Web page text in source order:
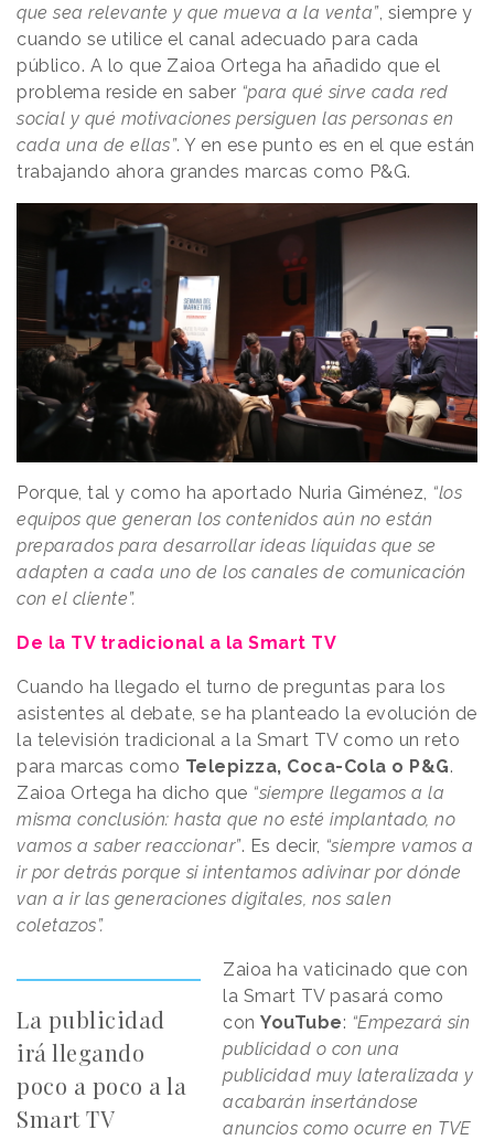
que sea relevante y que mueva a la venta”, siempre y
cuando se utilice el canal adecuado para cada
público. A lo que Zaioa Ortega ha añadido que el
problema reside en saber “para qué sirve cada red
social y qué motivaciones persiguen las personas en
cada una de ellas”. Y en ese punto es en el que están
trabajando ahora grandes marcas como P&G.
Porque, tal y como ha aportado Nuria Giménez, “los
equipos que generan los contenidos aún no están
preparados para desarrollar ideas líquidas que se
adapten a cada uno de los canales de comunicación
con el cliente”.
De la TV tradicional a la Smart TV
Cuando ha llegado el turno de preguntas para los
asistentes al debate, se ha planteado la evolución de
la televisión tradicional a la Smart TV como un reto
para marcas como Telepizza, Coca-Cola o P&G.
Zaioa Ortega ha dicho que “siempre llegamos a la
misma conclusión: hasta que no esté implantado, no
vamos a saber reaccionar”. Es decir, “siempre vamos a
ir por detrás porque si intentamos adivinar por dónde
van a ir las generaciones digitales, nos salen
coletazos”.
La publicidad
irá llegando
poco a poco a la
Smart TV
Zaioa ha vaticinado que con
la Smart TV pasará como
conYouTube: “Empezará sin
publicidad o con una
publicidad muy lateralizada y
acabarán insertándose
anuncios como ocurre en TVE